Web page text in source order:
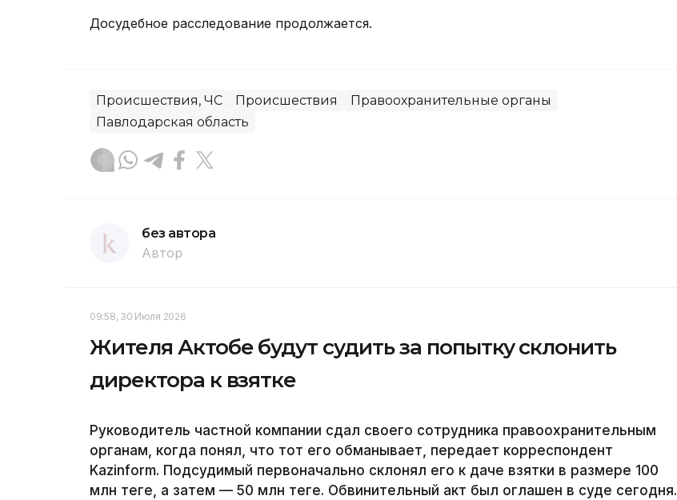
Досудебное расследование продолжается.
Происшествия, ЧС Происшествия
Правоохранительные органы
Павлодарская область
без автора
Автор
09:58, 30 Июля 2026
Жителя Актобе будут судить за попытку склонить
директора к взятке
Руководитель частной компании сдал своего сотрудника правоохранительным
органам, когда понял, что тот его обманывает, передает корреспондент
Kazinform. Подсудимый первоначально склонял его к даче взятки в размере 100
млн теңге, а затем — 50 млн теңге. Обвинительный акт был оглашен в суде сегодня.